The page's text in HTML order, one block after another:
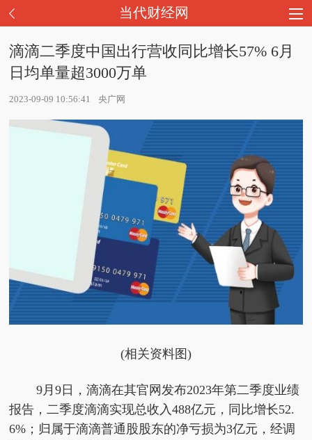
当代财经网
滴滴二季度中国出行营收同比增长57% 6月
日均单量超3000万单
2023-09-09 10:56:41 央广网
(相关资料图)
9月9日，滴滴在其官网发布2023年第二季度业绩
报告，二季度滴滴实现总收入488亿元，同比增长52.
6%；归属于滴滴普通股股东的净亏损为3亿元，经调